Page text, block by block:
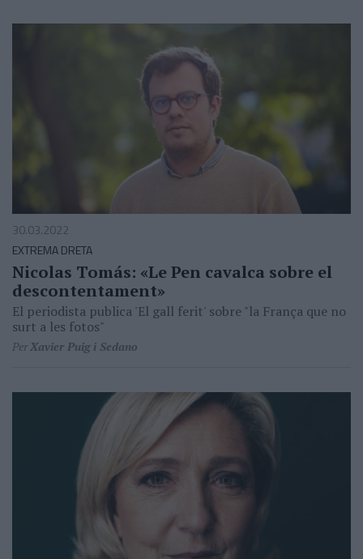
30.03.2022
EXTREMA DRETA
Nicolas Tomás: «Le Pen cavalca sobre el
descontentament»
El periodista publica 'El gall ferit' sobre "la França que no
surt a les fotos"
PerXavier Puig i Sedano